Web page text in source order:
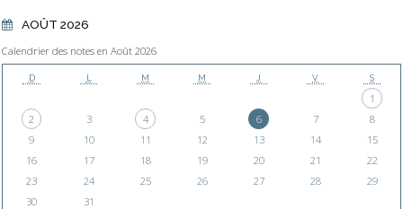
AOÛT 2026
Calendrier des notes en Août 2026
D L M M J V S
1
2
3 4 5 6 7
8
9
10 11 12 13 14
15
16
17 18 19 20 21
22
23
24 25 26 27 28
29
30
31